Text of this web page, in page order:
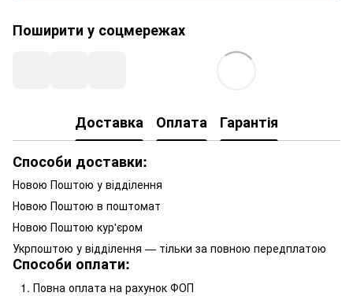
Поширити у соцмережах
Доставка Оплата
Гарантія
Способи доставки:
Новою Поштою у відділення
Новою Поштою в поштомат
Новою Поштою кур'єром
Укрпоштою у відділення — тільки за повною передплатою
Способи оплати:
Повна оплата на рахунок ФОП